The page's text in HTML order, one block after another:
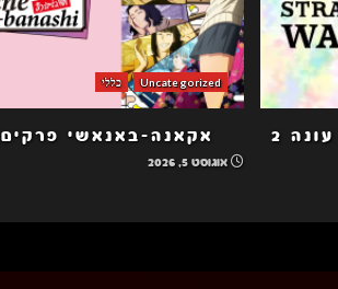
כלבי ספרות נודדים הב עונה 2
Uncategorized כללי
אקאנה-באנאשי פרקים 6-1
אוגוסט 5, 2026